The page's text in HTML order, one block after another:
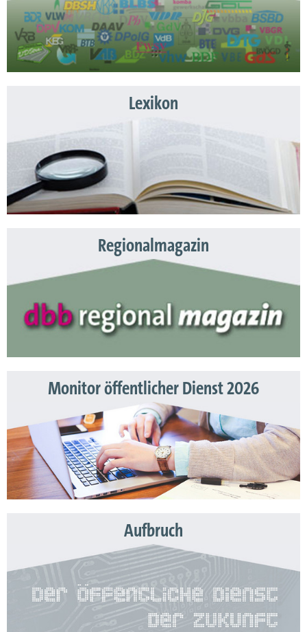
Lexikon
Regionalmagazin
Monitor öffentlicher Dienst 2026
Aufbruch